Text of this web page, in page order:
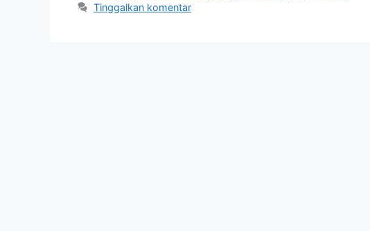
Tinggalkan komentar